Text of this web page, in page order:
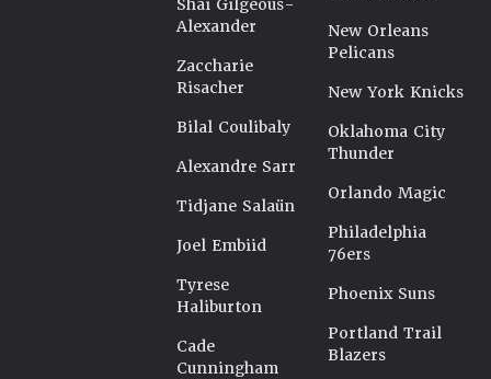
Shai Gilgeous-
Alexander
Zaccharie
Risacher
Bilal Coulibaly
Alexandre Sarr
Tidjane Salaün
Joel Embiid
Tyrese
Haliburton
Cade
Cunningham
New Orleans
Pelicans
New York Knicks
Oklahoma City
Thunder
Orlando Magic
Philadelphia
76ers
Phoenix Suns
Portland Trail
Blazers